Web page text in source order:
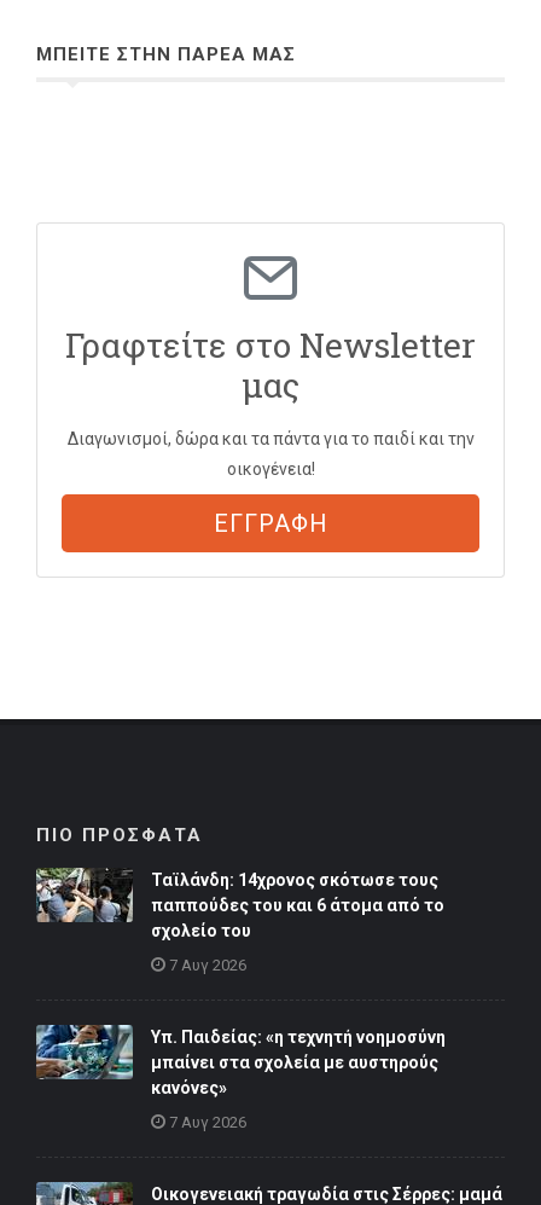
ΜΠΕΙΤΕ ΣΤΗΝ ΠΑΡΕΑ ΜΑΣ
Γραφτείτε στο Newsletter
μας
Διαγωνισμοί, δώρα και τα πάντα για το παιδί και την
οικογένεια!
ΕΓΓΡΑΦΗ
ΠΙΟ ΠΡΟΣΦΑΤΑ
Ταϊλάνδη: 14χρονος σκότωσε τους
παππούδες του και 6 άτομα από το
σχολείο του
7 Αυγ 2026
Υπ. Παιδείας: «η τεχνητή νοημοσύνη
μπαίνει στα σχολεία με αυστηρούς
κανόνες»
7 Αυγ 2026
Οικογενειακή τραγωδία στις Σέρρες: μαμά